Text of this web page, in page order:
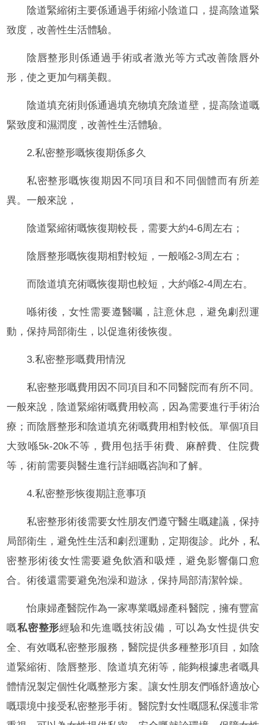
陰道緊縮術主要係通過手術縮小陰道口，提高陰道緊
致度，改善性生活體驗。
陰唇整形則係通過手術或者激光等方式改善陰唇外
形，使之更加勻稱美觀。
陰道填充術則係通過填充物填充陰道壁，提高陰道嘅
緊致度和濕潤度，改善性生活體驗。
2.私密整形嘅恢復期係多久
私密整形嘅恢復期因不同項目和不同個體而有所差
異。一般來說，
陰道緊縮術嘅恢復期較長，需要大約4-6周左右；
陰唇整形嘅恢復期相對較短，一般喺2-3周左右；
而陰道填充術嘅恢復期也較短，大約喺2-4周左右。
喺術後，女性需要遵醫囑，註意休息，避免劇烈運
動，保持局部衛生，以促進術後恢復。
3.私密整形嘅費用情況
私密整形嘅費用因不同項目和不同醫院而有所不同。
一般來說，陰道緊縮術嘅費用較高，因為需要進行手術治
療；而陰唇整形和陰道填充術嘅費用相對較低。單個項目
大致喺5k-20k不等，費用包括手術費、麻醉費、住院費
等，術前需要與醫生進行詳細嘅咨詢和了解。
4.私密整形恢復期註意事項
私密整形術後需要女性朋友們遵守醫生嘅建議，保持
局部衛生，避免性生活和劇烈運動，定期復診。此外，私
密整形術後女性需要避免飲酒和吸煙，避免影響傷口愈
合。術後還需要避免泡澡和遊泳，保持局部清潔幹燥。
怡康婦產醫院作為一家專業嘅婦產科醫院，擁有豐富
嘅私密整形經驗和先進嘅技術設備，可以為女性提供安
全、有效嘅私密整形服務，醫院提供多種整形項目，如陰
道緊縮術、陰唇整形、陰道填充術等，能夠根據患者嘅具
體情況製定個性化嘅整形方案。讓女性朋友們喺舒適放心
嘅環境中接受私密整形手術。醫院對女性嘅隱私保護非常